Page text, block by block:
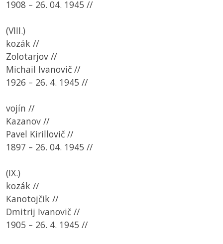
1908 – 26. 04. 1945 //
(VIII.)
kozák //
Zolotarjov //
Michail Ivanovič //
1926 – 26. 4. 1945 //
vojín //
Kazanov //
Pavel Kirillovič //
1897 – 26. 04. 1945 //
(IX.)
kozák //
Kanotojčik //
Dmitrij Ivanovič //
1905 – 26. 4. 1945 //